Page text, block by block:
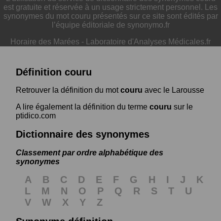
est gratuite et réservée à un usage strictement personnel. Les
synonymes du mot couru présentés sur ce site sont édités par
l’équipe éditoriale de synonymo.fr
Horaire des Marées - Laboratoire d'Analyses Médicales.fr
Définition couru
Retrouver la définition du motcouru avec le Larousse
A lire également la définition du terme couru sur le
ptidico.com
Dictionnaire des synonymes
Classement par ordre alphabétique des
synonymes
A B C D E F G H I J
K
L
M N O P Q R S T
U
V
W X Y
Z